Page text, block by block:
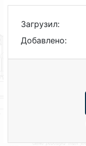
Загрузил:
Добавлено: